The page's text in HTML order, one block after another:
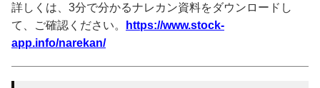
詳しくは、3分で分かるナレカン資料をダウンロードし
て、ご確認ください。
https://www.stock-
app.info/narekan/